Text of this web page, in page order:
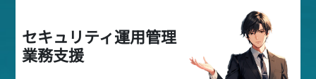
セキュリティ運用管理
業務支援